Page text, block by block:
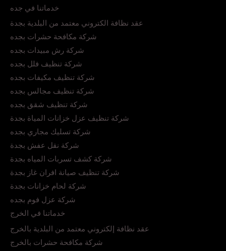
خدماتنا في جده
عقد نظافة الكتروني معتمد من البلدية بجدة
شركة مكافحة حشرات بجده
شركة رش مبيدات بجده
شركة تنظيف فلل بجده
شركة تنظيف مكيفات بجده
شركة تنظيف مجالس بجده
شركة تنظيف شقق بجده
شركة تنظيف عزل خزانات المياة بجدة
شركة تسليك مجاري بجده
شركة نقل عفش بجدة
شركة كشف تسربات المياه بجدة
شركة تنظيف صيانة افران غاز بجدة
شركة لحام خزانات بجدة
شركة عزل فوم بجده
خدماتنا في الخرج
عقد نظافة إلكتروني معتمد من البلدية بالخرج
شركة مكافحة حشرات بالخرج